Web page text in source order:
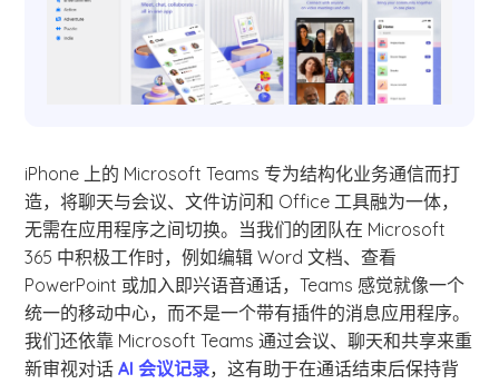
iPhone 上的 Microsoft Teams 专为结构化业务通信而打
造，将聊天与会议、文件访问和 Office 工具融为一体，
无需在应用程序之间切换。当我们的团队在 Microsoft
365 中积极工作时，例如编辑 Word 文档、查看
PowerPoint 或加入即兴语音通话，Teams 感觉就像一个
统一的移动中心，而不是一个带有插件的消息应用程序。
我们还依靠 Microsoft Teams 通过会议、聊天和共享来重
新审视对话AI 会议记录，这有助于在通话结束后保持背